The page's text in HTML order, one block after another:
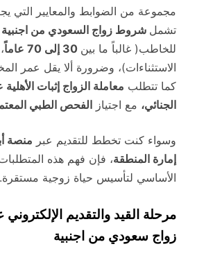
مجموعة من الضوابط والمعايير التي
تشمل شروط زواج السعودي من اجنبية
للخاطب( غالباً ما بين
الاستثناءات)، وضرورة ألا يقل عمر
كما تتطلب معاملة الزواج إثبات
الجنائي، مع اجتياز الفحص الطبي
وسواء كنت تخطط للتقديم عبر منصة
إمارة المنطقة، فإن فهم هذه
الأساسي لتأسيس حياة زوجية مستقرة.
مرحلة القيد والتقديم
زواج سعودي من اجنبية